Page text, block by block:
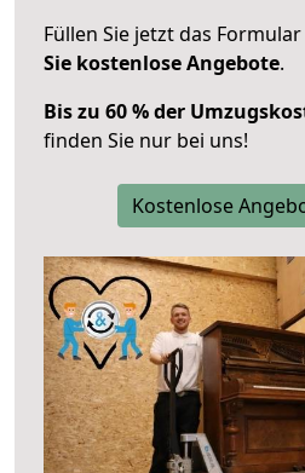
Füllen Sie jetzt das
Sie kostenlose Angebote.
Bis zu 60 % der
finden Sie nur bei uns!
Kostenlose